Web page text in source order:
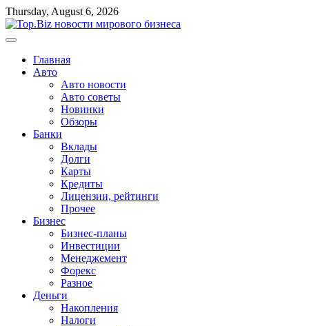
Перейти
к
содержимому
Thursday, August 6, 2026
Главная
Авто
Авто новости
Авто советы
Новинки
Обзоры
Банки
Вклады
Долги
Карты
Кредиты
Лицензии, рейтинги
Прочее
Бизнес
Бизнес-планы
Инвестиции
Менеджемент
Форекс
Разное
Деньги
Накопления
Налоги